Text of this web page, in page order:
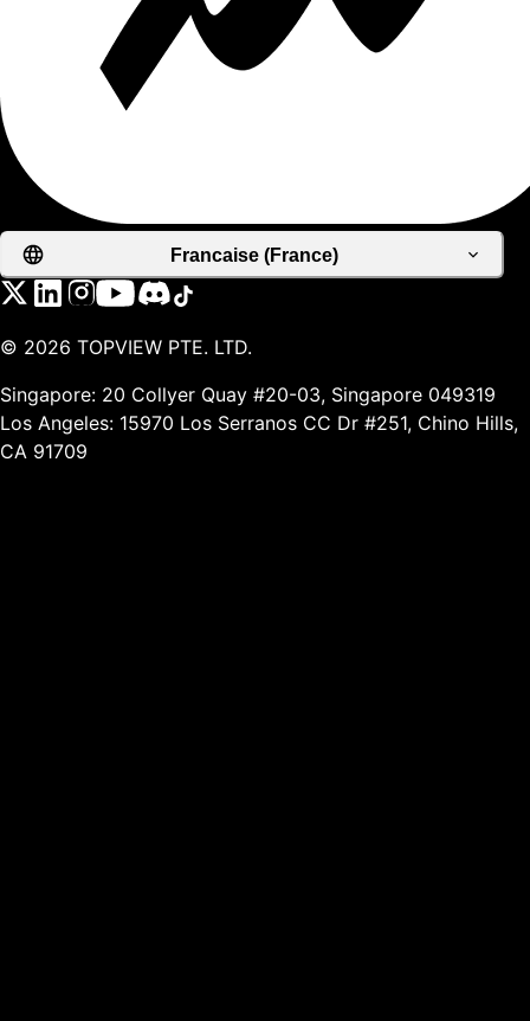
Francaise (France)
© 2026 TOPVIEW PTE. LTD.
Singapore: 20 Collyer Quay #20-03, Singapore 049319
Los Angeles: 15970 Los Serranos CC Dr #251, Chino Hills,
CA 91709